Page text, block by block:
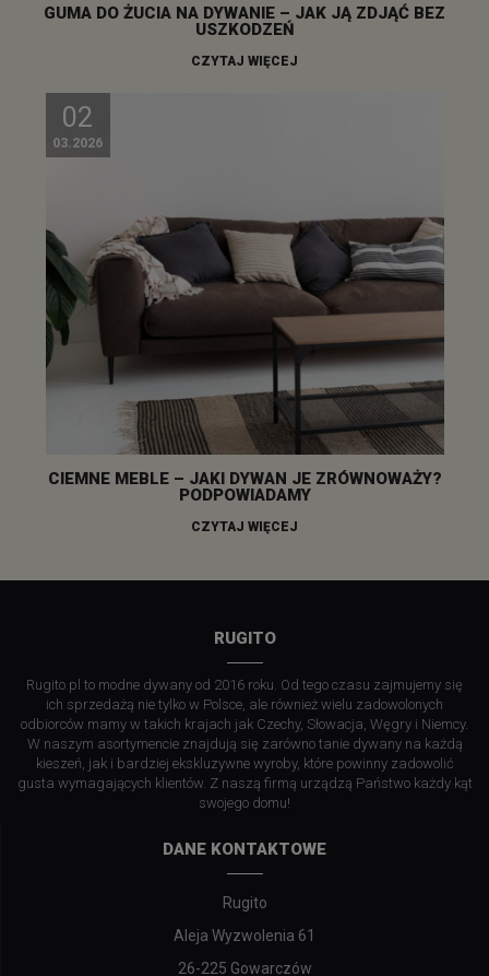
GUMA DO ŻUCIA NA DYWANIE – JAK JĄ ZDJĄĆ BEZ
USZKODZEŃ
CZYTAJ WIĘCEJ
02
03.2026
CIEMNE MEBLE – JAKI DYWAN JE ZRÓWNOWAŻY?
PODPOWIADAMY
CZYTAJ WIĘCEJ
RUGITO
Rugito.pl to modne dywany od 2016 roku. Od tego czasu zajmujemy się
ich sprzedażą nie tylko w Polsce, ale również wielu zadowolonych
odbiorców mamy w takich krajach jak Czechy, Słowacja, Węgry i Niemcy.
W naszym asortymencie znajdują się zarówno tanie dywany na każdą
kieszeń, jak i bardziej ekskluzywne wyroby, które powinny zadowolić
gusta wymagających klientów. Z naszą firmą urządzą Państwo każdy kąt
swojego domu!
DANE KONTAKTOWE
Rugito
Aleja Wyzwolenia 61
26-225 Gowarczów